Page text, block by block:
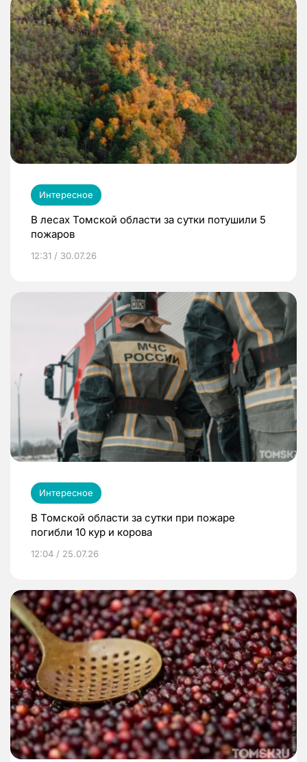
Интересное
В лесах Томской области за сутки потушили 5
пожаров
12:31 / 30.07.26
Интересное
В Томской области за сутки при пожаре
погибли 10 кур и корова
12:04 / 25.07.26